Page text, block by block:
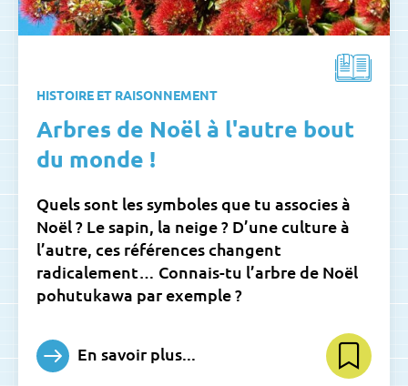
HISTOIRE ET RAISONNEMENT
Arbres de Noël à l'autre bout
du monde !
Quels sont les symboles que tu associes à
Noël ? Le sapin, la neige ? D’une culture à
l’autre, ces références changent
radicalement… Connais-tu l’arbre de Noël
pohutukawa par exemple ?
En savoir plus...